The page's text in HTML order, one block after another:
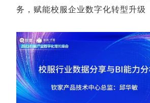
务，赋能校服企业数字化转型升级